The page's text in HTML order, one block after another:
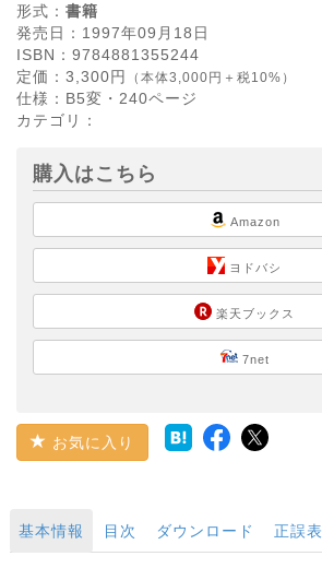
形式： 書籍
発売日： 1997年09月18日
ISBN： 9784881355244
定価： 3,300円 （本体3,000円＋税10%）
仕様： B5変・ 240ページ
カテゴリ：
購入はこちら
Amazon
ヨドバシ
楽天ブックス
7net
お気に入り
基本情報 目次 ダウンロード 正誤表